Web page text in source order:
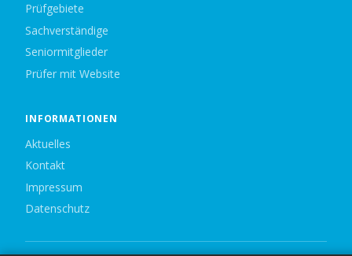
Prüfgebiete
Sachverständige
Seniormitglieder
Prüfer mit Website
INFORMATIONEN
Aktuelles
Kontakt
Impressum
Datenschutz